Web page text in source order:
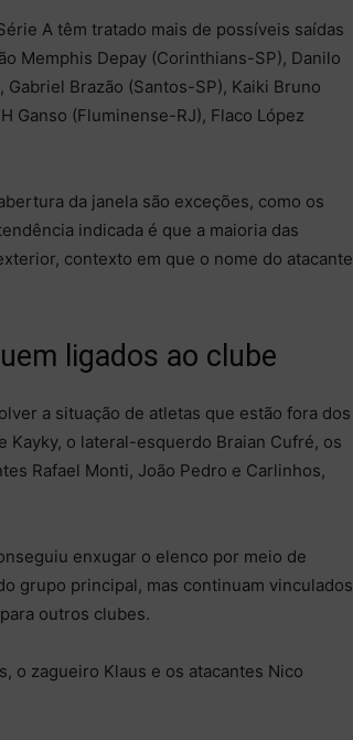
A têm tratado mais de possíveis saídas
Memphis Depay (Corinthians-SP), Danilo
Brazão (Santos-SP), Kaiki Bruno
Ganso (Fluminense-RJ), Flaco López
da janela são exceções, como os
indicada é que a maioria das
contexto em que o nome do atacante
ligados ao clube
a situação de atletas que estão fora dos
Kayky, o lateral-esquerdo Braian Cufré, os
Rafael Monti, João Pedro e Carlinhos,
enxugar o elenco por meio de
grupo principal, mas continuam vinculados
outros clubes.
o zagueiro Klaus e os atacantes Nico